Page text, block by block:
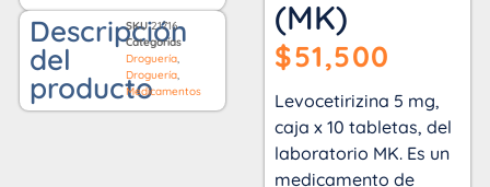
Descripción
del
producto
SKU21716
Categorías
Droguería,
Droguería,
Medicamentos
(MK)
$51,500
Levocetirizina 5 mg,
caja x 10 tabletas, del
laboratorio MK. Es un
medicamento de